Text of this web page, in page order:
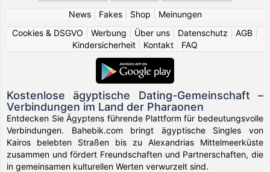
News| Fakes| Shop
Meinungen
Cookies & DSGVO
Werbung Über uns Datenschutz AGB
Kindersicherheit
Kontakt FAQ
Kostenlose ägyptische Dating-Gemeinschaft –
Verbindungen im Land der Pharaonen
Entdecken Sie Ägyptens führende Plattform für bedeutungsvolle
Verbindungen. Bahebik.com bringt ägyptische Singles von
Kairos belebten Straßen bis zu Alexandrias Mittelmeerküste
zusammen und fördert Freundschaften und Partnerschaften, die
in gemeinsamen kulturellen Werten verwurzelt sind.